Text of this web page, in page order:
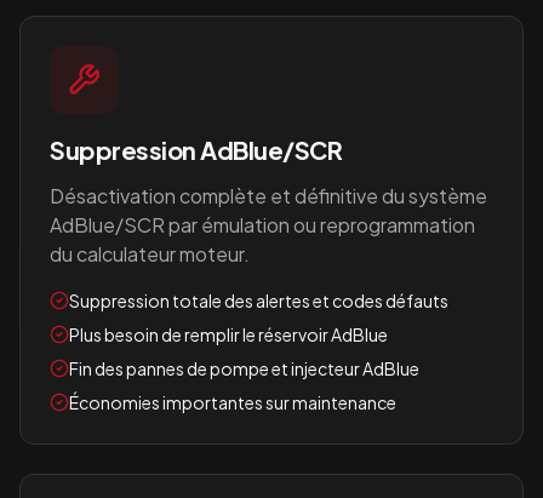
Suppression AdBlue/SCR
Désactivation complète et définitive du système
AdBlue/SCR par émulation ou reprogrammation
du calculateur moteur.
Suppression totale des alertes et codes défauts
Plus besoin de remplir le réservoir AdBlue
Fin des pannes de pompe et injecteur AdBlue
Économies importantes sur maintenance